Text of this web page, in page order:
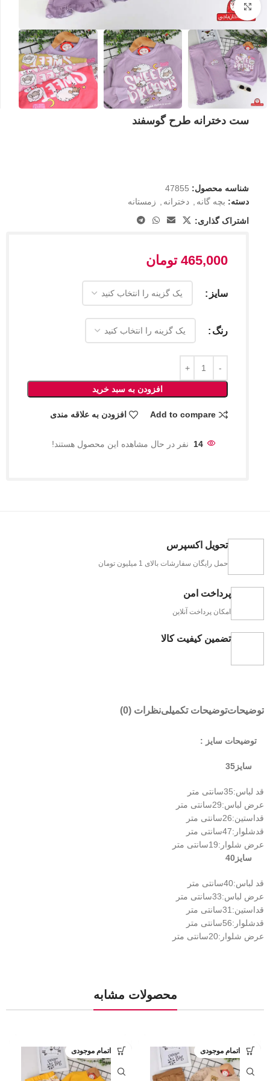
بزرگنمایی تصویر
ست دخترانه طرح گوسفند
شناسه محصول: 47855
دسته: بچه گانه دخترانه
زمستانه
اشتراک گذاری:
465,000 تومان
سایز
رنگ
افزودن به سبد خرید
Add to compare افزودن به علاقه مندی
14 نفر در حال مشاهده این محصول هستند!
تحویل اکسپرس
حمل رایگان سفارشات بالای 1 میلیون تومان
پرداخت امن
امکان پرداخت آنلاین
تضمین کیفیت کالا
توضیحاتتوضیحات تکمیلینظرات (0)
توضیحات سایز :
سایز35
قد لباس:35سانتی متر
عرض لباس:29سانتی متر
قداستین:26سانتی متر
قدشلوار:47سانتی متر
عرض شلوار:19سانتی متر
سایز40
قد لباس:40سانتی متر
عرض لباس:33سانتی متر
قداستین:31سانتی متر
قدشلوار:56سانتی متر
عرض شلوار:20سانتی متر
محصولات مشابه
اتمام موجودی اتمام موجودی